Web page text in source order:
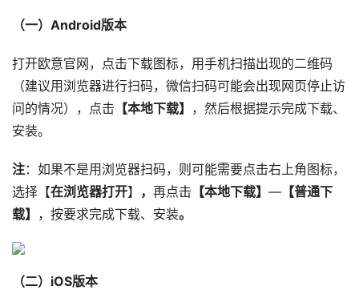
（一）Android版本
打开欧意官网，点击下载图标，用手机扫描出现的二维码
（建议用浏览器进行扫码，微信扫码可能会出现网页停止访
问的情况），点击 【本地下载】
，然后根据提示完成下载、
安装。
注：如果不是用浏览器扫码，则可能需要点击右上角图标，
选择【在浏览器打开】 ， 再点击 【本地下载】 — 【普通下
载】
，按要求完成下载、安装。
（二）iOS版本